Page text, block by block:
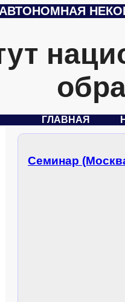
АВТОНОМНАЯ
ГЛАВНАЯ
Семинар